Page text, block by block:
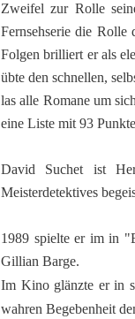
Zweifel zur Rolle
Fernsehserie die
Folgen brilliert er als
übte den schnellen,
las alle Romane um
eine Liste mit 93
David Suchet ist
Meisterdetektives
1989 spielte er im in
Gillian Barge.
Im Kino glänzte er in
wahren Begebenheit